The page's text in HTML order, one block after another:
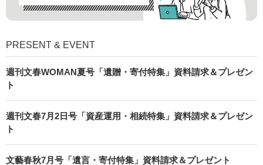
PRESENT & EVENT
週刊文春WOMAN夏号「遺贈・寄付特集」資料請求＆プレゼン
ト
週刊文春7月2日号「資産運用・相続特集」資料請求＆プレゼン
ト
文藝春秋7月号「遺言・寄付特集」資料請求＆プレゼント